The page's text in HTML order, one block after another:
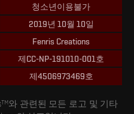
청소년이용불가
2019년 10월 10일
Fenris Creations
제CC-NP-191010-001호
제4506973469호
와 관련된 모든 로고 및 기타